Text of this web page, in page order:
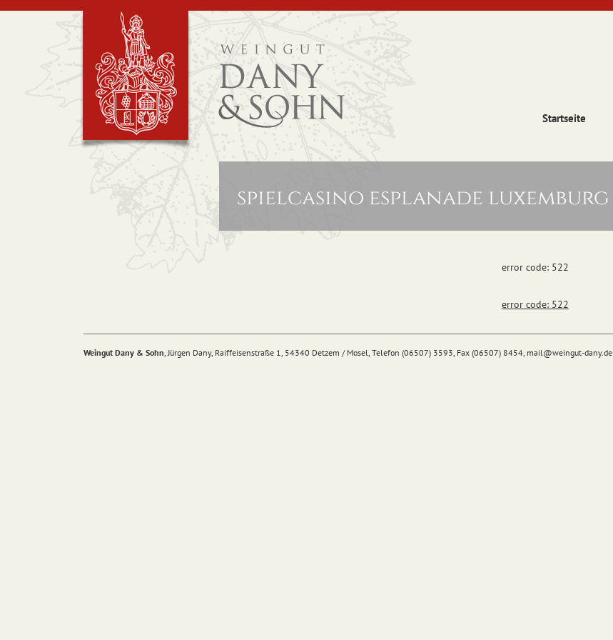
Startseite
spielcasino esplanade luxemburg
error code: 522
error code: 522
Weingut Dany & Sohn, Jürgen Dany, Raiffeisenstraße 1, 54340 Detzem / Mosel, Telefon (06507) 3593, Fax (06507) 8454, mail@weingut-dany.de